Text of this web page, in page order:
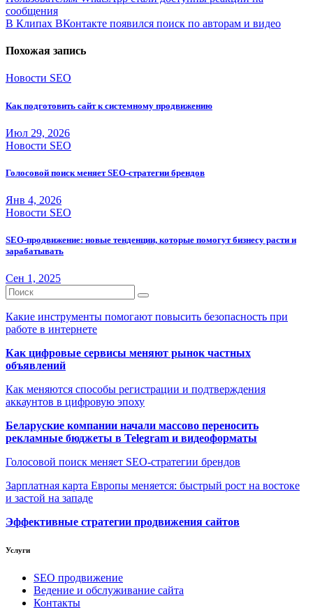
по
сообщения
В Клипах ВКонтакте появился поиск по авторам и видео
Похожая запись
Новости SEO
Как подготовить сайт к системному продвижению
Июл 29, 2026
Новости SEO
Голосовой поиск меняет SEO-стратегии брендов
Янв 4, 2026
Новости SEO
SEO-продвижение: новые тенденции, которые помогут бизнесу расти и
зарабатывать
Сен 1, 2025
Какие инструменты помогают повысить безопасность при
работе в интернете
Как цифровые сервисы меняют рынок частных
объявлений
Как меняются способы регистрации и подтверждения
аккаунтов в цифровую эпоху
Беларуские компании начали массово переносить
рекламные бюджеты в Telegram и видеоформаты
Голосовой поиск меняет SEO-стратегии брендов
Зарплатная карта Европы меняется: быстрый рост на востоке
и застой на западе
Эффективные стратегии продвижения сайтов
Услуги
SEO продвижение
Ведение и обслуживание сайта
Контакты